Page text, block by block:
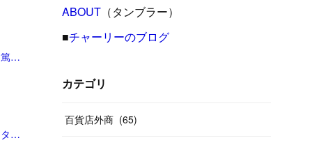
「鼻をほじると「アルツハイマー型認知症」が高まることが判明…ウイルスが“脳に入り込む”メカニズムの「意外な盲点」（中尾 篤典,毛内 拡） | 現代ビジネス | 講談社（1/3）」
「新型コロナウイルス、体内から追い出せず後遺症？ 感染後に潜伏するヘルペスと類似 大阪大教授が指摘｜信濃毎日新聞デジタル 信州・長野県のニュースサイト」
(8 )
17
(19 )
(13
( 12
(27 )
(29
(26
(31 )
(26
(14
(40 )
(55
(20
(24 )
(33
(20
ABOUT （タンブラー）
■チャーリーのブログ
カテゴリ
百貨店外商 (65)